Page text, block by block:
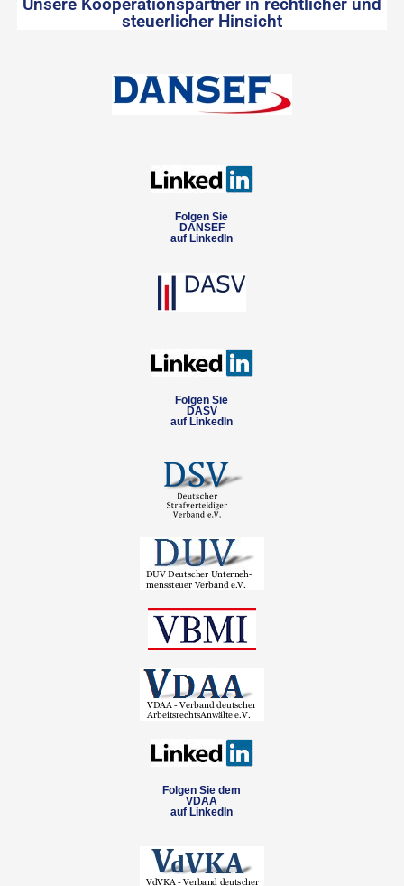
steuerlicher Hinsicht
Folgen Sie
DANSEF
auf LinkedIn
Folgen Sie
DASV
auf LinkedIn
Folgen Sie dem
VDAA
auf LinkedIn